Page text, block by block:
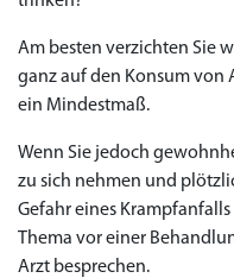
Am besten verzichten Sie
ganz auf den Konsum von
ein Mindestmaß.
Wenn Sie jedoch
zu sich nehmen und
Gefahr eines
Thema vor einer
Arzt besprechen.